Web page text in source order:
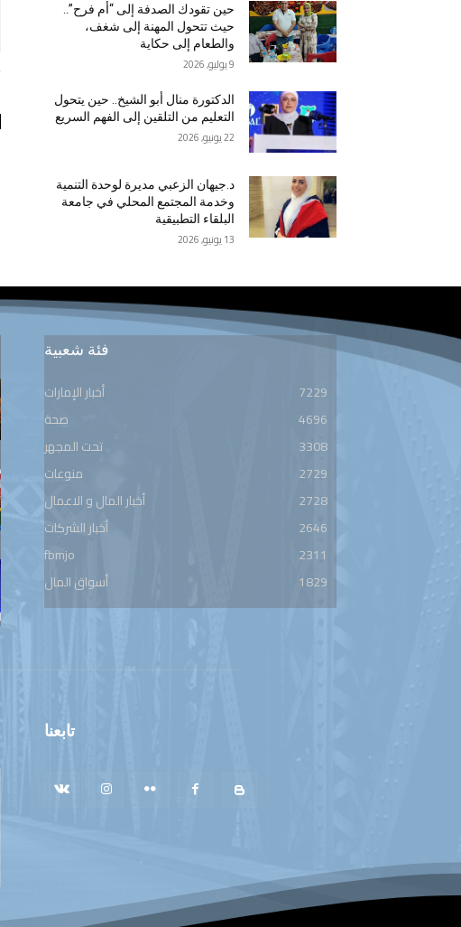
حين تقودك الصدفة إلى “أم فرح”..
حيث تتحول المهنة إلى شغف،
والطعام إلى حكاية
9 يوليو, 2026
الدكتورة منال أبو الشيخ.. حين يتحول
التعليم من التلقين إلى الفهم السريع
22 يونيو, 2026
د.جيهان الزعبي مديرة لوحدة التنمية
وخدمة المجتمع المحلي في جامعة
البلقاء التطبيقية
13 يونيو, 2026
فئة شعبية
أخبار الإمارات
7229
صحة
4696
تحت المجهر
3308
منوعات
2729
أخبار المال و الاعمال
2728
أخبار الشركات
2646
fbmjo
2311
أسواق المال
1829
تابعنا